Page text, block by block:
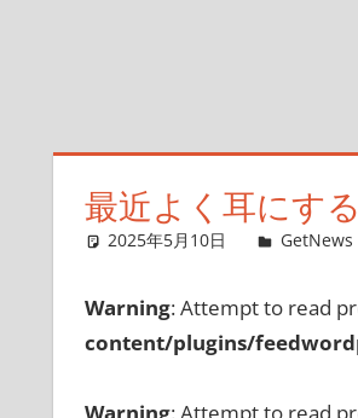
最近よく耳にす
2025年5月10日 GetNews
Warning: Attempt to read
content/plugins/